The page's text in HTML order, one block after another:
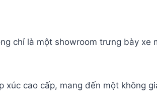
chỉ là một showroom trưng bày xe
cao cấp, mang đến một không